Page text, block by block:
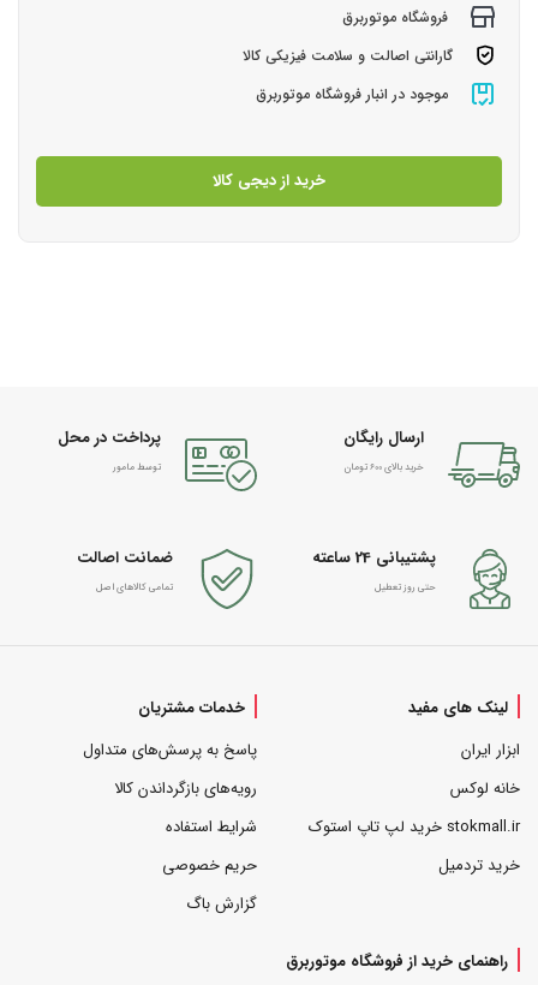
فروشگاه موتوربرق
گارانتی اصالت و سلامت فیزیکی کالا
موجود در انبار فروشگاه موتوربرق
خرید از دیجی کالا
ارسال رایگان
خرید بالای 600 تومان
پرداخت در محل
توسط مامور
پشتیبانی 24 ساعته
حتی روز تعطیل
ضمانت اصالت
تمامی کالاهای اصل
لینک های مفید
ابزار ایران
خانه لوکس
stokmall.ir خرید لپ تاپ استوک
خرید تردمیل
خدمات مشتریان
پاسخ به پرسش‌های متداول
رویه‌های بازگرداندن کالا
شرایط استفاده
حریم خصوصی
گزارش باگ
راهنمای خرید از فروشگاه موتوربرق